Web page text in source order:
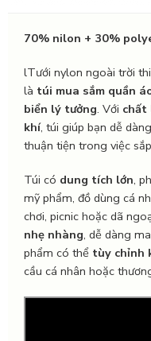
70% nilon + 30%
lTưới nylon ngoài trời
là túi mua sắm quần
biển lý tưởng. Với chất
khí, túi giúp bạn dễ
thuận tiện trong việc
Túi có dung tích lớn,
mỹ phẩm, đồ dùng cá
chơi, picnic hoặc dã
nhẹ nhàng, dễ dàng
phẩm có thể tùy chỉnh
cầu cá nhân hoặc